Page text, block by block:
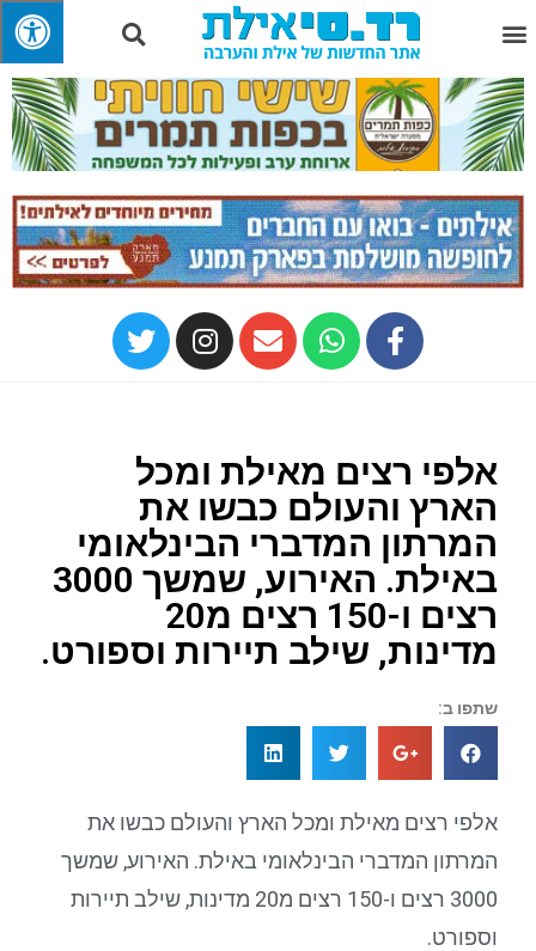
אלפי רצים מאילת ומכל
הארץ והעולם כבשו את
המרתון המדברי הבינלאומי
באילת. האירוע, שמשך 3000
רצים ו-150 רצים מ20
מדינות, שילב תיירות וספורט.
שתפו ב:
אלפי רצים מאילת ומכל הארץ והעולם כבשו את
המרתון המדברי הבינלאומי באילת. האירוע, שמשך
3000 רצים ו-150 רצים מ20 מדינות, שילב תיירות
וספורט.